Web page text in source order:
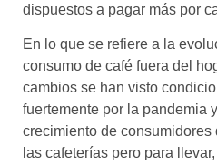
dispuestos a pagar más por
En lo que se refiere a la
consumo de café fuera del
cambios se han visto
fuertemente por la pandemia
crecimiento de consumidores
las cafeterías pero para